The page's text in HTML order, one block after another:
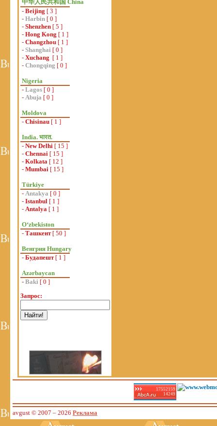
中华人民共和国 China
- Beijing [ 3 ]
- Harbin [ 0 ]
- Shenzhen [ 5 ]
- Hong Kong [ 1 ]
- Changzhou [ 1 ]
- Shanghai [ 0 ]
- Xuchang [ 1 ]
- Chongqing [ 0 ]
Nigeria
- Lagos [ 0 ]
- Abuja [ 0 ]
Moldova
- Chisinau [ 1 ]
India. भारत.
- New Delhi [ 15 ]
- Chennai [ 15 ]
- Kolkata [ 12 ]
- Mumbai [ 15 ]
Türkiye
- Antakya [ 0 ]
- Istanbul [ 1 ]
- Antalya [ 1 ]
Oʻzbekiston
- Ташкент[ 50 ]
Венгрия Hungary
- Будапешт[ 1 ]
Azərbaycan
- Baki [ 0 ]
Запрос:
17552159
14249
avgust © 2007 – 2026 Реклама